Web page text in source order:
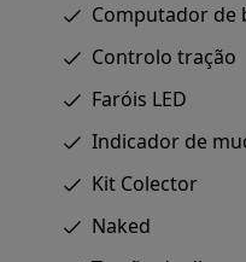
Computador de
Controlo tração
Faróis LED
Indicador de
Kit Colector
Naked